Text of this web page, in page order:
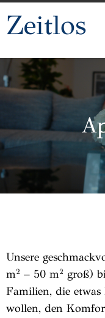
Zeitlos
Unsere
m2 – 50 m2 groß)
Familien, die
wollen, den